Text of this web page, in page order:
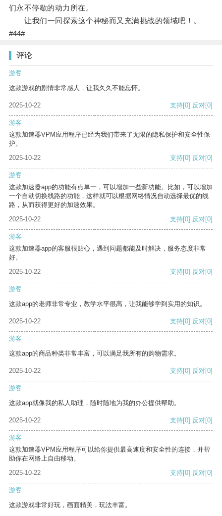
们永不停歇的动力所在。
让我们一同探索这个神秘而又充满挑战的领域吧！。
#44#
评论
游客
这款游戏的剧情非常感人，让我久久不能忘怀。
2025-10-22 支持[0] 反对[0]
游客
这款加速器VPM应用程序已经为我们带来了无限的隐私保护和安全性保
护。
2025-10-22
支持[0] 反对[0]
游客
这款加速器app的功能有点单一，可以增加一些新功能。比如，可以增加
一个自动切换线路的功能，这样就可以根据网络情况自动选择最优的线
路，从而获得更好的加速效果。
2025-10-22
支持[0] 反对[0]
游客
这款加速器app的客服很贴心，遇到问题都能及时解决，服务态度非常
好。
2025-10-22
支持[0] 反对[0]
游客
这款app的老师非常专业，教学水平很高，让我能够学到实用的知识。
2025-10-22 支持[0] 反对[0]
游客
这款app的商品种类非常丰富，可以满足我所有的购物需求。
2025-10-22 支持[0] 反对[0]
游客
这款app就像我的私人助理，随时随地为我的办公提供帮助。
2025-10-22 支持[0] 反对[0]
游客
这款加速器VPM应用程序可以给你提供最高速度和安全性的连接，并帮
助你在网络上自由移动。
2025-10-22
支持[0] 反对[0]
游客
这款游戏非常好玩，画面精美，玩法丰富。